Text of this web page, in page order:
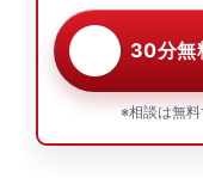
30分無
※相談は無料